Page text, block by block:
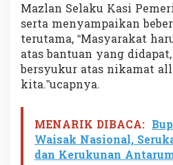
Mazlan Selaku Kasi
serta menyampaikan
terutama, “Masyarakat
atas bantuan yang
bersyukur atas nikamat
kita.”ucapnya.
MENARIK DIBACA:
Waisak Nasional,
dan Kerukunan